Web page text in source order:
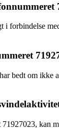
forbindelse
bedt om
kan